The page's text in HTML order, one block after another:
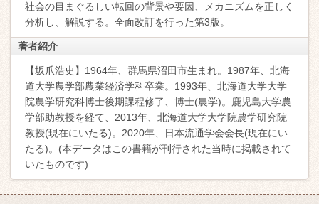
社会の目まぐるしい転回の背景や要因、メカニズムを正しく
分析し、解説する。全面改訂を行った第3版。
著者紹介
【坂爪浩史】1964年、群馬県沼田市生まれ。1987年、北海
道大学農学部農業経済学科卒業。1993年、北海道大学大学
院農学研究科博士後期課程修了、博士(農学)。鹿児島大学農
学部助教授を経て、2013年、北海道大学大学院農学研究院
教授(現在にいたる)。2020年、日本流通学会会長(現在にい
たる)。(本データはこの書籍が刊行された当時に掲載されて
いたものです)